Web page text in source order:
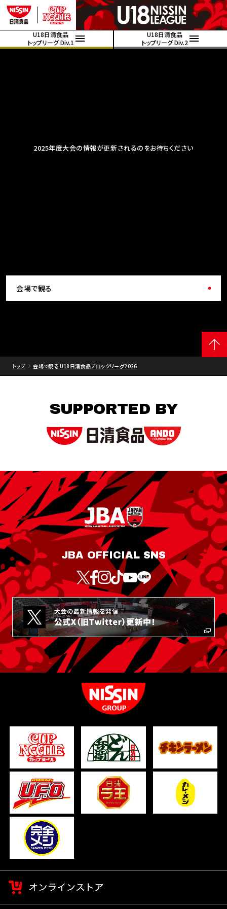
U18日清食品
トップリーグ Div.1
U18日清食品
トップリーグ Div.2
2025年度大会の情報が更新されるのをお待ちください
会場で観る
トップ 会場で観る U18日清食品ブロックリーグ2026
SUPPORTED BY
JBA OFFICIAL SNS